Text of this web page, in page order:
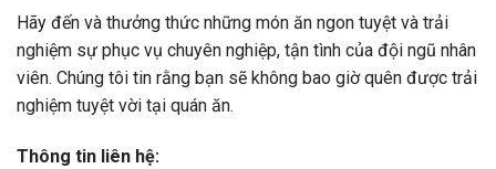
Hãy đến và thưởng thức những món ăn ngon tuyệt và trải
nghiệm sự phục vụ chuyên nghiệp, tận tình của đội ngũ nhân
viên. Chúng tôi tin rằng bạn sẽ không bao giờ quên được trải
nghiệm tuyệt vời tại quán ăn.
Thông tin liên hệ: